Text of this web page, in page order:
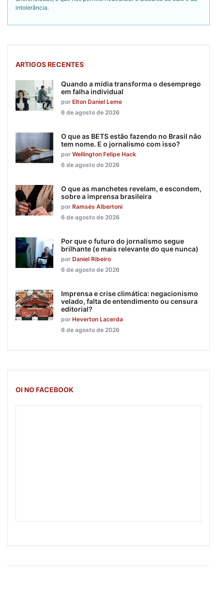
intolerância.
ARTIGOS RECENTES
Quando a mídia transforma o desemprego
em falha individual
por Elton Daniel Leme
6 de agosto de 2026
O que as BETS estão fazendo no Brasil não
tem nome. E o jornalismo com isso?
por Wellington Felipe Hack
6 de agosto de 2026
O que as manchetes revelam, e escondem,
sobre a imprensa brasileira
por Ramsés Albertoni
6 de agosto de 2026
Por que o futuro do jornalismo segue
brilhante (e mais relevante do que nunca)
por Daniel Ribeiro
6 de agosto de 2026
Imprensa e crise climática: negacionismo
velado, falta de entendimento ou censura
editorial?
por Heverton Lacerda
6 de agosto de 2026
OI NO FACEBOOK